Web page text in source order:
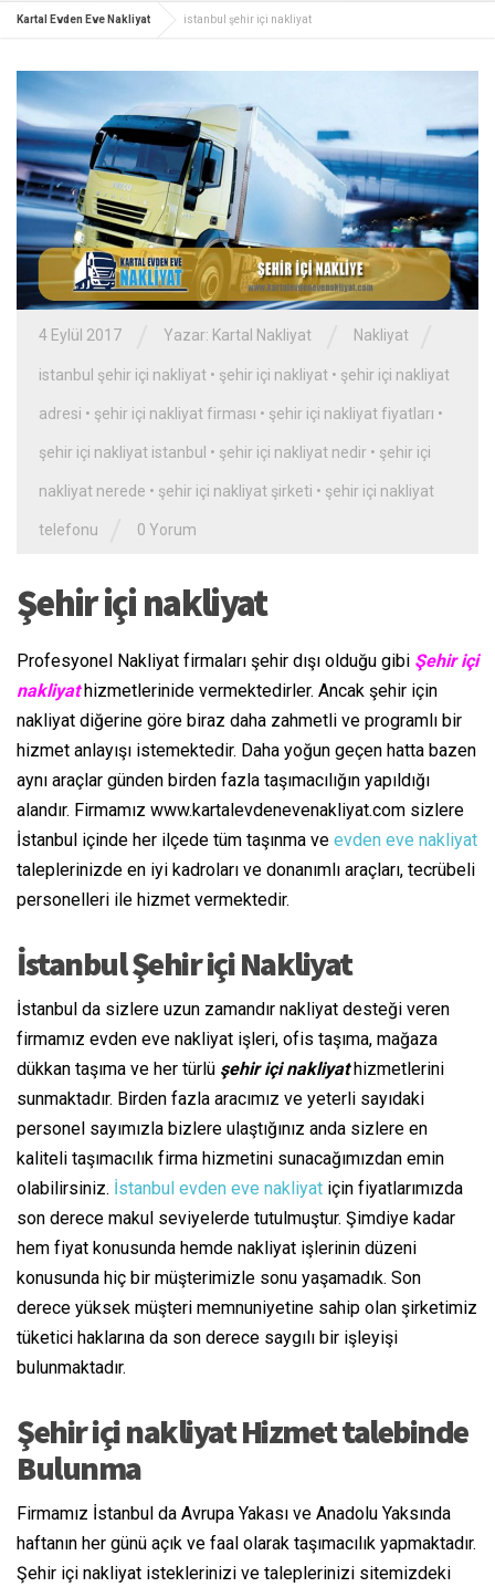
Kartal Evden Eve Nakliyat istanbul şehir içi nakliyat
4 Eylül 2017 Yazar: Kartal Nakliyat Nakliyat
istanbul şehir içi nakliyat • şehir içi nakliyat • şehir içi nakliyat
adresi • şehir içi nakliyat firması • şehir içi nakliyat fiyatları •
şehir içi nakliyat istanbul • şehir içi nakliyat nedir • şehir içi
nakliyat nerede • şehir içi nakliyat şirketi • şehir içi nakliyat
telefonu 0 Yorum
Şehir içi nakliyat
Profesyonel Nakliyat firmaları şehir dışı olduğu gibi Şehir içi
nakliyathizmetlerinide vermektedirler. Ancak şehir için
nakliyat diğerine göre biraz daha zahmetli ve programlı bir
hizmet anlayışı istemektedir. Daha yoğun geçen hatta bazen
aynı araçlar günden birden fazla taşımacılığın yapıldığı
alandır. Firmamız www.kartalevdenevenakliyat.com sizlere
İstanbul içinde her ilçede tüm taşınma ve evden eve nakliyat
taleplerinizde en iyi kadroları ve donanımlı araçları, tecrübeli
personelleri ile hizmet vermektedir.
İstanbul Şehir içi Nakliyat
İstanbul da sizlere uzun zamandır nakliyat desteği veren
firmamız evden eve nakliyat işleri, ofis taşıma, mağaza
dükkan taşıma ve her türlü şehir içi nakliyathizmetlerini
sunmaktadır. Birden fazla aracımız ve yeterli sayıdaki
personel sayımızla bizlere ulaştığınız anda sizlere en
kaliteli taşımacılık firma hizmetini sunacağımızdan emin
olabilirsiniz. İstanbul evden eve nakliyat için fiyatlarımızda
son derece makul seviyelerde tutulmuştur. Şimdiye kadar
hem fiyat konusunda hemde nakliyat işlerinin düzeni
konusunda hiç bir müşterimizle sonu yaşamadık. Son
derece yüksek müşteri memnuniyetine sahip olan şirketimiz
tüketici haklarına da son derece saygılı bir işleyişi
bulunmaktadır.
Şehir içi nakliyat Hizmet talebinde
Bulunma
Firmamız İstanbul da Avrupa Yakası ve Anadolu Yaksında
haftanın her günü açık ve faal olarak taşımacılık yapmaktadır.
Şehir içi nakliyat isteklerinizi ve taleplerinizi sitemizdeki